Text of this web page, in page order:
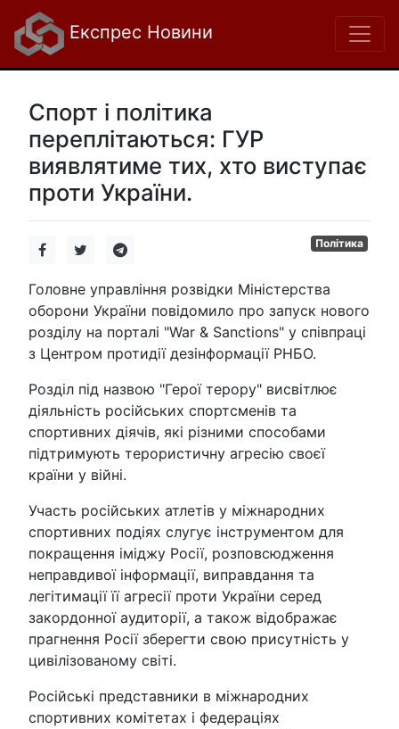
Експрес Новини
Спорт і політика
переплітаються: ГУР
виявлятиме тих, хто виступає
проти України.
Політика
Головне управління розвідки Міністерства
оборони України повідомило про запуск нового
розділу на порталі "War & Sanctions" у співпраці
з Центром протидії дезінформації РНБО.
Розділ під назвою "Герої терору" висвітлює
діяльність російських спортсменів та
спортивних діячів, які різними способами
підтримують терористичну агресію своєї
країни у війні.
Участь російських атлетів у міжнародних
спортивних подіях слугує інструментом для
покращення іміджу Росії, розповсюдження
неправдивої інформації, виправдання та
легітимації її агресії проти України серед
закордонної аудиторії, а також відображає
прагнення Росії зберегти свою присутність у
цивілізованому світі.
Російські представники в міжнародних
спортивних комітетах і федераціях